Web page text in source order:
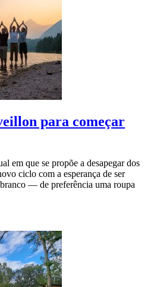
para começar
em que se propõe a desapegar dos
ciclo com a esperança de ser
— de preferência uma roupa